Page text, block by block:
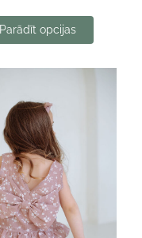
Parādīt opcijas